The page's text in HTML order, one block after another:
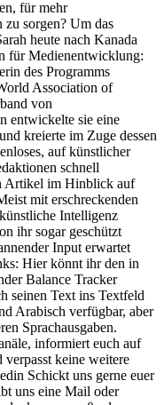
für mehr
sorgen? Um das
heute nach Kanada
für Medienentwicklung:
des Programms
Association of
von
entwickelte sie eine
kreierte im Zuge dessen
auf künstlicher
schnell
Artikel im Hinblick auf
mit erschreckenden
Intelligenz
ihr sogar geschützt
Input erwartet
Hier könnt ihr den in
Balance Tracker
seinen Text ins Textfeld
Arabisch verfügbar, aber
Sprachausgaben.
informiert euch auf
keine weitere
Schickt uns gerne euer
uns eine Mail oder